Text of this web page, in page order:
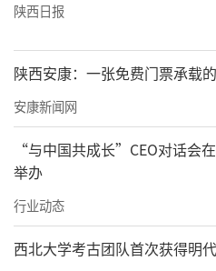
金杯银杯不如老百姓的
众点赞。下一步，韩城
旨意识、务实意识和
好群众身边的出行难
倾听民众诉求，排查解
难事、办实事、做好事
陕西日报
陕西安康：一张免费门票承载
安康新闻网
“与中国共成长”CEO对话会
举办
行业动态
西北大学考古团队首次获得明